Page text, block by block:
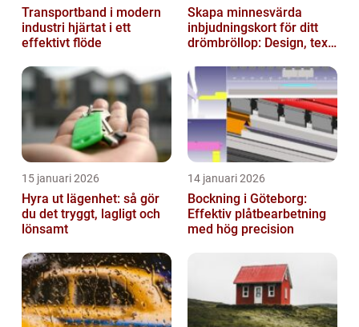
Transportband i modern
industri hjärtat i ett
effektivt flöde
Skapa minnesvärda
inbjudningskort för ditt
drömbröllop: Design, text
15 januari 2026
Hyra ut lägenhet: så gör
du det tryggt, lagligt och
lönsamt
14 januari 2026
Bockning i Göteborg:
Effektiv plåtbearbetning
med hög precision